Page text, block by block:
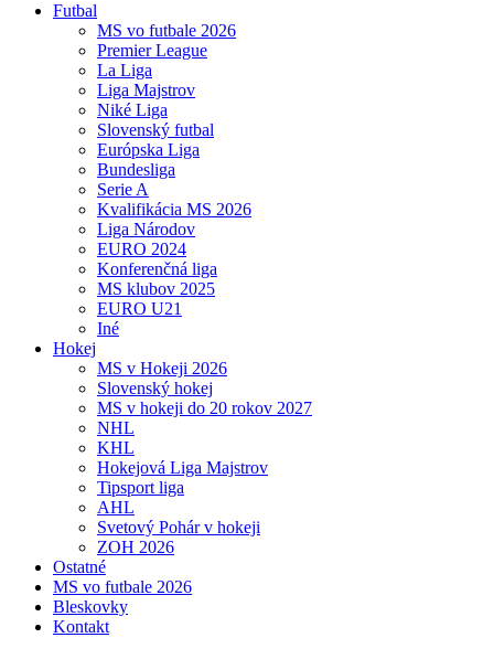
Futbal
MS vo futbale 2026
Premier League
La Liga
Liga Majstrov
Niké Liga
Slovenský futbal
Európska Liga
Bundesliga
Serie A
Kvalifikácia MS 2026
Liga Národov
EURO 2024
Konferenčná liga
MS klubov 2025
EURO U21
Iné
Hokej
MS v Hokeji 2026
Slovenský hokej
MS v hokeji do 20 rokov 2027
NHL
KHL
Hokejová Liga Majstrov
Tipsport liga
AHL
Svetový Pohár v hokeji
ZOH 2026
Ostatné
MS vo futbale 2026
Bleskovky
Kontakt